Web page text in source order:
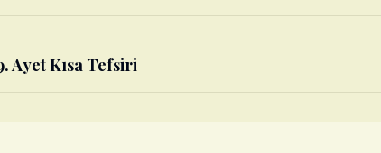
Ayet Kısa Tefsiri